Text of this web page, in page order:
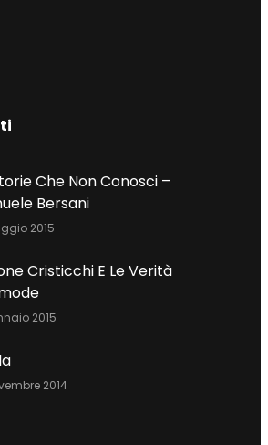
Che Non Conosci –
Bersani
2015
Cristicchi E Le Verità
2015
2014